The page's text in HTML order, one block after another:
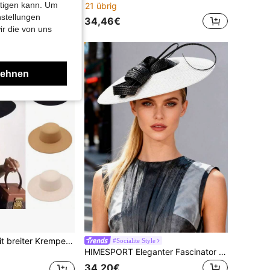
21 übrig
34,46€
1 Stück Filzhut mit breiter Krempe, vielseitiger flacher Wollfilz-Fedora-Hut für Frauen, Sommer, Strand, Urlaub, Reise
#Socialite Style
HIMESPORT Eleganter Fascinator Hut | Hochzeit Derby Cocktail Stroh mit breiter Krempe | Damen Vintage formell Kirche Teeparty Kleid | Sommer Strand Mutter Braut Hüte
kann. Um
die von uns